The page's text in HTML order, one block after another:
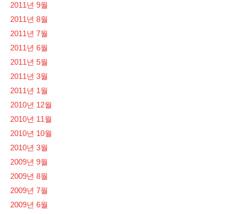
2011년 9월
2011년 8월
2011년 7월
2011년 6월
2011년 5월
2011년 3월
2011년 1월
2010년 12월
2010년 11월
2010년 10월
2010년 3월
2009년 9월
2009년 8월
2009년 7월
2009년 6월